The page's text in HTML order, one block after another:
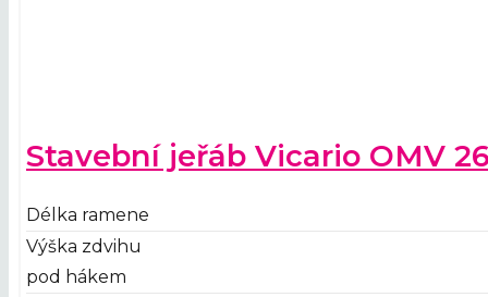
Stavební jeřáb Vicario OMV
Délka ramene
Výška zdvihu
pod hákem